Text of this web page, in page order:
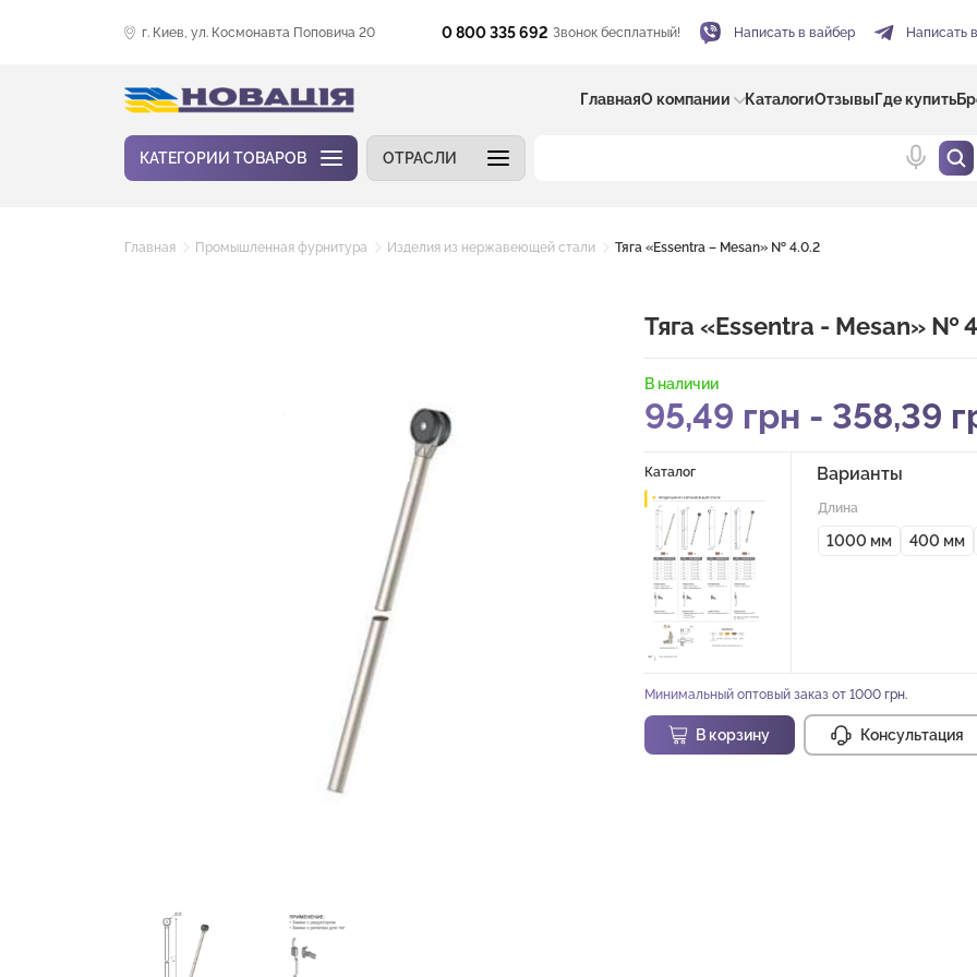
г. Киев, ул. Космонавта Поповича 20 0 800 335 692 Звонок бесплатный! Написать в вайбер Написать
ГлавнаяО компании КаталогиОтзывы Где купить
КАТЕГОРИИ ТОВАРОВ ОТРАСЛИ
Главная Промышленная фурнитура Изделия из нержавеющей стали Тяга «Essentra – Mesan» № 4.0.2
Тяга «Essentra - Mesan» №
В наличии
95,49 грн - 358,39
Каталог Варианты
Длина
1000 мм 400 мм
Минимальный оптовый заказ от 1000 грн.
В корзину Консультация